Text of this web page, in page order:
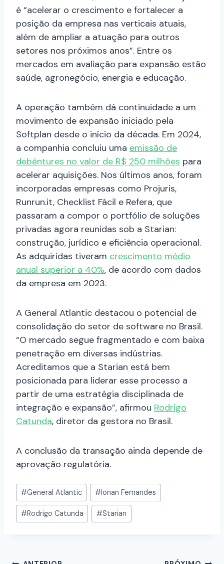
é “acelerar o crescimento e fortalecer a
posição da empresa nas verticais atuais,
além de ampliar a atuação para outros
setores nos próximos anos”. Entre os
mercados em avaliação para expansão estão
saúde, agronegócio, energia e educação.
A operação também dá continuidade a um
movimento de expansão iniciado pela
Softplan desde o início da década. Em 2024,
a companhia concluiu uma emissão de
debêntures no valor de R$ 250 milhões para
acelerar aquisições. Nos últimos anos, foram
incorporadas empresas como Projuris,
Runrun.it, Checklist Fácil e Refera, que
passaram a compor o portfólio de soluções
privadas agora reunidas sob a Starian:
construção, jurídico e eficiência operacional.
As adquiridas tiveram crescimento médio
anual superior a 40%, de acordo com dados
da empresa em 2023.
A General Atlantic destacou o potencial de
consolidação do setor de software no Brasil.
“O mercado segue fragmentado e com baixa
penetração em diversas indústrias.
Acreditamos que a Starian está bem
posicionada para liderar esse processo a
partir de uma estratégia disciplinada de
integração e expansão”, afirmou Rodrigo
Catunda, diretor da gestora no Brasil.
A conclusão da transação ainda depende de
aprovação regulatória.
#General Atlantic #Ionan Fernandes
#Rodrigo Catunda #Starian